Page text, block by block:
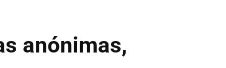
anónimas,